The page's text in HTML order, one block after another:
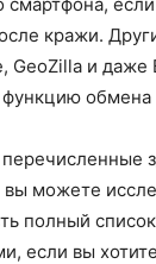
кражи.
GeoZilla и даже
функцию
можете
полный
если вы